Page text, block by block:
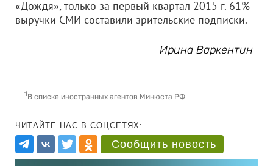
«Дождя», только за первый квартал 2015 г. 61%
выручки СМИ составили зрительские подписки.
Ирина Варкентин
1В списке иностранных агентов Минюста РФ
ЧИТАЙТЕ НАС В СОЦСЕТЯХ:
Сообщить новость